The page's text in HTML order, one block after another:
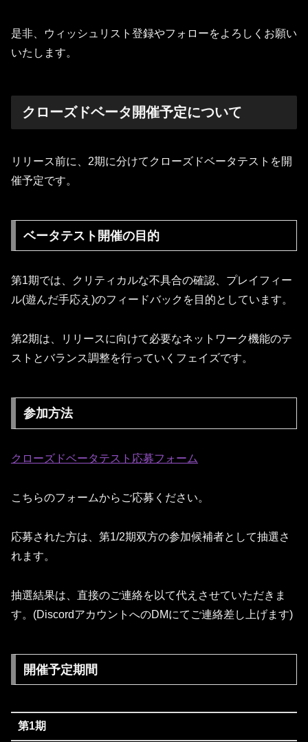
是非、ウィッシュリスト登録やフォローをよろしくお願い
いたします。
クローズドベータ開催予定について
リリース前に、2期に分けてクローズドベータテストを開
催予定です。
ベータテスト開催の目的
第1期では、クリティカルな不具合の確認、プレイフィー
ル(遊んだ手応え)のフィードバックを目的としています。
第2期は、リリースに向けて必要なネットワーク機能のテ
ストとバランス調整を行っていくフェイズです。
参加方法
クローズドベータテスト応募フォーム
こちらのフォームからご応募ください。
応募された方は、第1/2期双方の参加候補者として抽選さ
れます。
抽選結果は、直接のご連絡を以て代えさせていただきま
す。(DiscordアカウントへのDMにてご連絡差し上げます)
開催予定期間
第1期